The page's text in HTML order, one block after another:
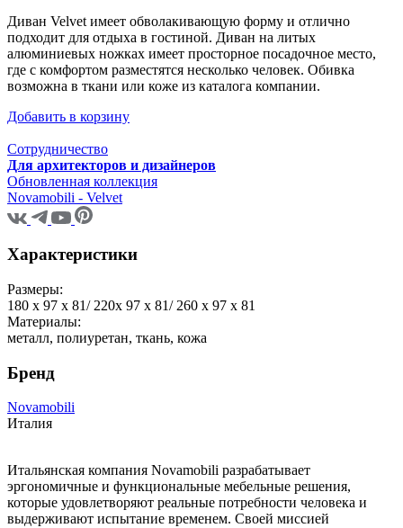
Диван Velvet имеет обволакивающую форму и отлично
подходит для отдыха в гостиной. Диван на литых
алюминиевых ножках имеет просторное посадочное место,
где с комфортом разместятся несколько человек. Обивка
возможна в ткани или коже из каталога компании.
Добавить в корзину
Сотрудничество
Для архитекторов и дизайнеров
Обновленная коллекция
Novamobili - Velvet
Характеристики
Размеры:
180 x 97 x 81/ 220x 97 x 81/ 260 x 97 x 81
Материалы:
металл, полиуретан, ткань, кожа
Бренд
Novamobili
Италия
Итальянская компания Novamobili разрабатывает
эргономичные и функциональные мебельные решения,
которые удовлетворяют реальные потребности человека и
выдерживают испытание временем. Своей миссией